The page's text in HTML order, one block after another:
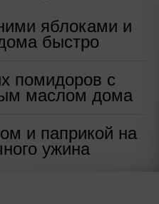
яблоками и
быстро
помидоров с
маслом дома
и паприкой на
ужина